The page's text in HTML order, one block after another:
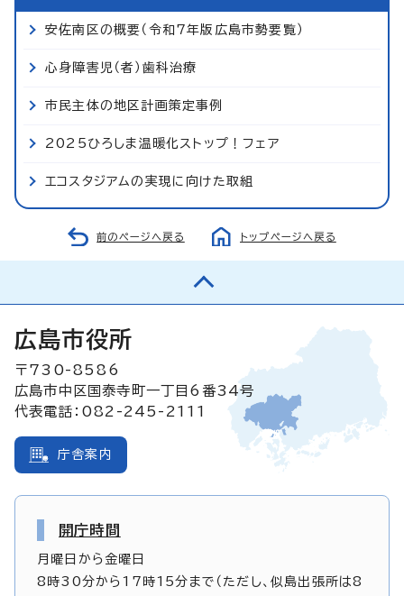
安佐南区の概要（令和7年版広島市勢要覧）
心身障害児（者）歯科治療
市民主体の地区計画策定事例
2025ひろしま温暖化ストップ！フェア
エコスタジアムの実現に向けた取組
前のページへ戻る トップページへ戻る
広島市役所
〒730-8586
広島市中区国泰寺町一丁目6番34号
代表電話：082-245-2111
庁舎案内
開庁時間
月曜日から金曜日
8時30分から17時15分まで（ただし、似島出張所は8